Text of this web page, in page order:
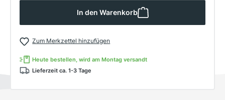
In den Warenkorb
Zum Merkzettel hinzufügen
Heute bestellen, wird am Montag versandt
Lieferzeit ca. 1-3 Tage